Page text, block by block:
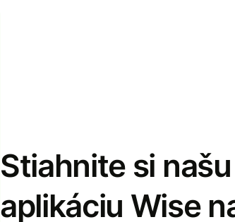
Stiahnite si
aplikáciu Wise